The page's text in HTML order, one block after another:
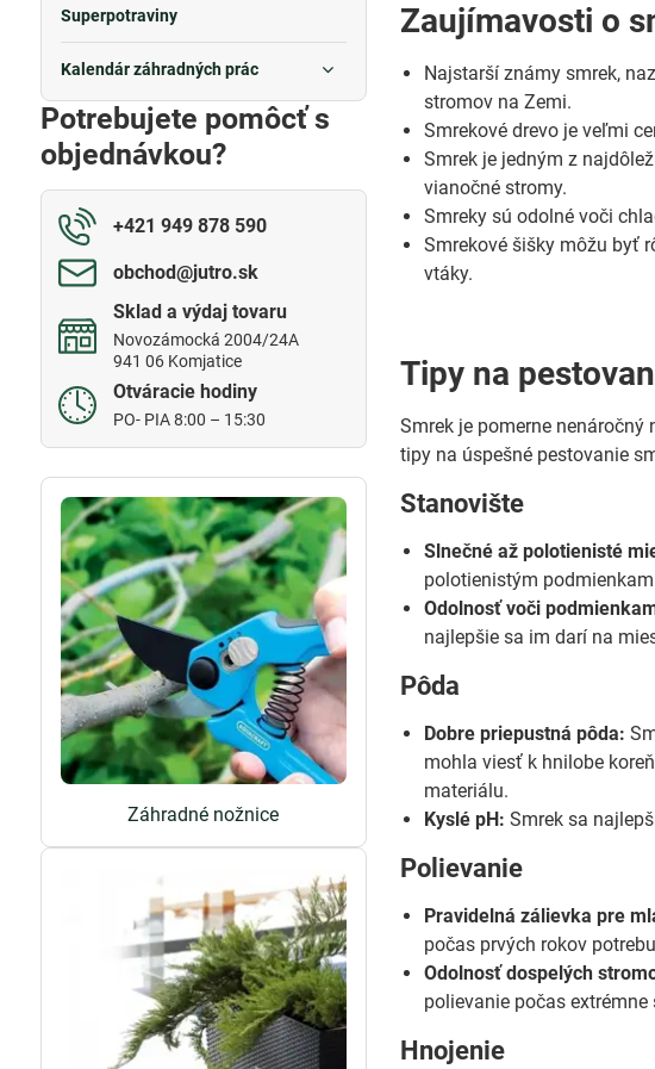
Zaujímavosti o
Najstarší známy smrek,
stromov na Zemi.
Smrekové drevo je veľmi
Smrek je jedným z
vianočné stromy.
Smreky sú odolné voči
Smrekové šišky môžu byť
vtáky.
Tipy na
Smrek je pomerne
tipy na úspešné pestovanie
Stanovište
Slnečné až polotienisté
polotienistým
Odolnosť voči
najlepšie sa im darí na
Pôda
Dobre priepustná pôda:
mohla viesť k hnilobe
materiálu.
Kyslé pH: Smrek sa
Polievanie
Pravidelná zálievka pre
počas prvých rokov
Odolnosť dospelých
polievanie počas
Hnojenie
Superpotraviny
Kalendár záhradných prác
Potrebujete pomôcť s
objednávkou?
+421 949 878 590
obchod​@jutro​.sk
Sklad a výdaj tovaru
Novozámocká 2004/24A
941 06 Komjatice
Otváracie hodiny
PO- PIA 8:00 – 15:30
Záhradné nožnice